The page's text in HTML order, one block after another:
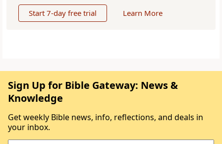
Start 7-day free trial Learn More
Sign Up for Bible Gateway: News &
Knowledge
Get weekly Bible news, info, reflections, and deals in
your inbox.